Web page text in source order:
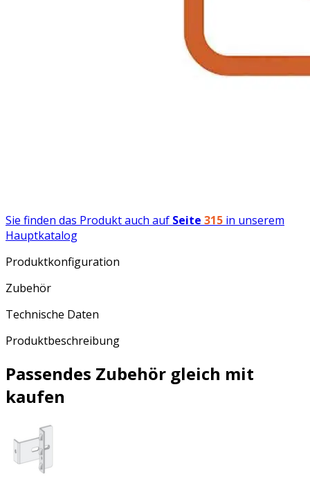
Sie finden das Produkt auch auf Seite 315 in unserem
Hauptkatalog
Produktkonfiguration
Zubehör
Technische Daten
Produktbeschreibung
Passendes Zubehör gleich mit
kaufen